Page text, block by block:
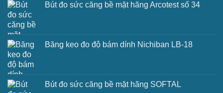
Bút đo sức căng bề mặt hãng Arcotest số 34
Băng keo đo độ bám dính Nichiban LB-18
Bút đo sức căng bề mặt hãng SOFTAL